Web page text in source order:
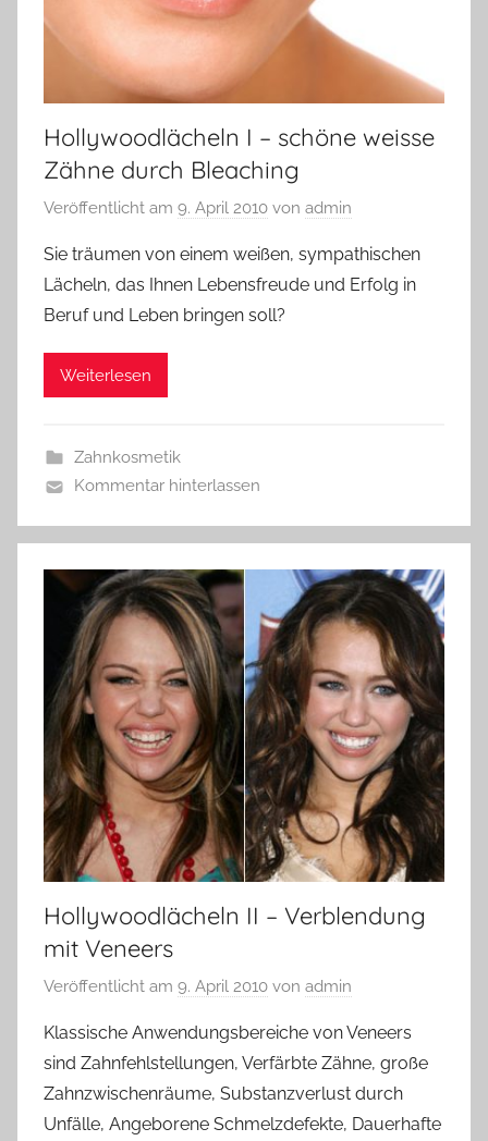
Hollywoodlächeln I – schöne weisse
Zähne durch Bleaching
Veröffentlicht am 9. April 2010 von admin
Sie träumen von einem weißen, sympathischen
Lächeln, das Ihnen Lebensfreude und Erfolg in
Beruf und Leben bringen soll?
Weiterlesen
Zahnkosmetik
Kommentar hinterlassen
Hollywoodlächeln II – Verblendung
mit Veneers
Veröffentlicht am 9. April 2010 von admin
Klassische Anwendungsbereiche von Veneers
sind Zahnfehlstellungen, Verfärbte Zähne, große
Zahnzwischenräume, Substanzverlust durch
Unfälle, Angeborene Schmelzdefekte, Dauerhafte